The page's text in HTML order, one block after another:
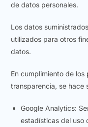
de datos personales.
Los datos
utilizados para otros
datos.
En cumplimiento de
transparencia, se hace
Google Analytics:
estadísticas del uso